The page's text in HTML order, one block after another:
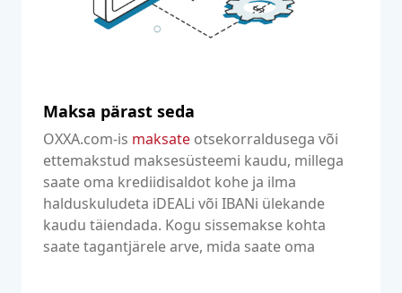
Maksa pärast seda
OXXA.com-is maksate otsekorraldusega või
ettemakstud maksesüsteemi kaudu, millega
saate oma krediidisaldot kohe ja ilma
halduskuludeta iDEALi või IBANi ülekande
kaudu täiendada. Kogu sissemakse kohta
saate tagantjärele arve, mida saate oma